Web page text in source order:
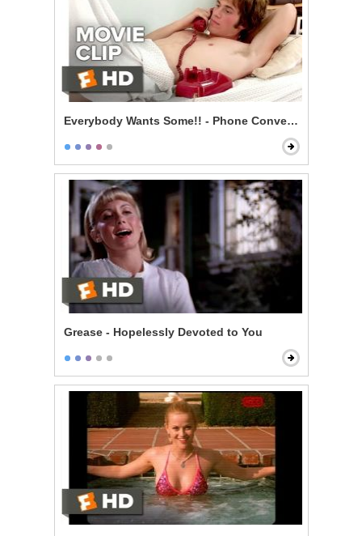
Everybody Wants Some!! - Phone Conversation
Grease - Hopelessly Devoted to You